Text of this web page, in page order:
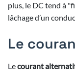
plus, le DC tend à
lâchage d’un
Le
Lecourant